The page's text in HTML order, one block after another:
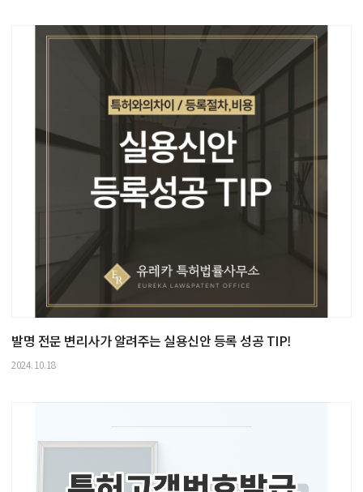
발명 전문 변리사가 알려주는 실용신안 등록 성공 TIP!
2024.10.18